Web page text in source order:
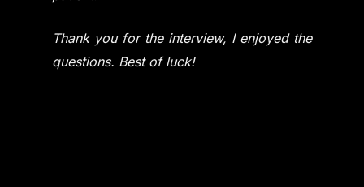
Thank you for the interview, I enjoyed the
questions. Best of luck!